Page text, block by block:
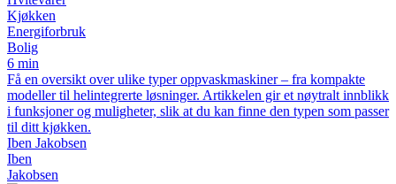
Kjøkken
Energiforbruk
Bolig
6 min
Få en oversikt over ulike typer oppvaskmaskiner – fra kompakte
modeller til helintegrerte løsninger. Artikkelen gir et nøytralt innblikk
i funksjoner og muligheter, slik at du kan finne den typen som passer
til ditt kjøkken.
Iben Jakobsen
Iben
Jakobsen